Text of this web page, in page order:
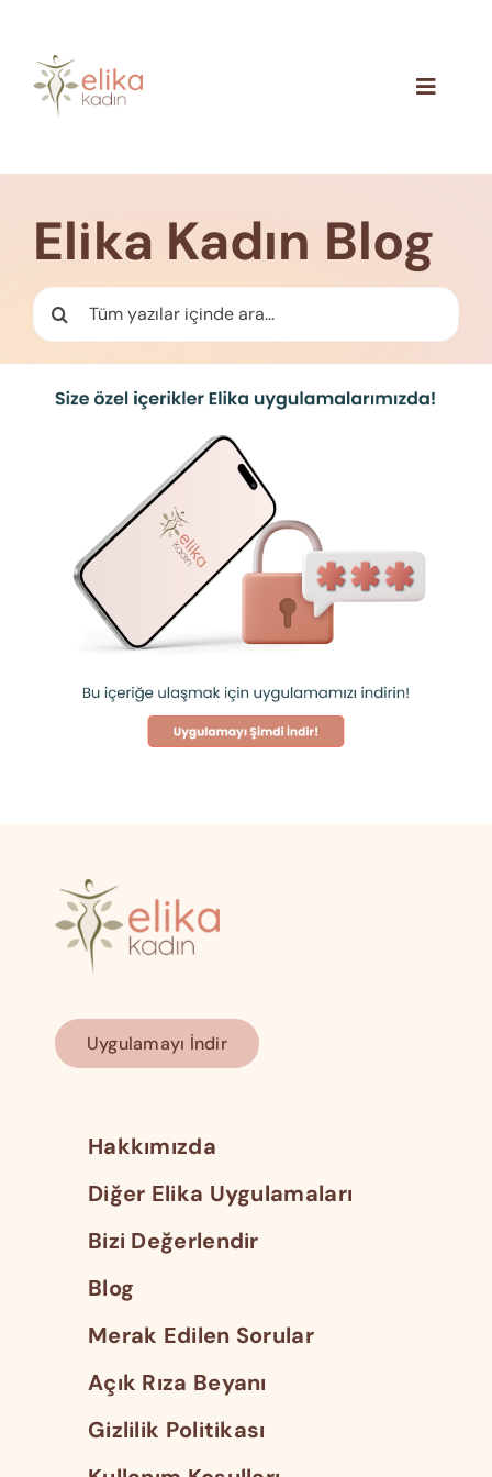
content
Toggle
İletişim
Elika Kadın Blog
Ara:
Uygulamayı İndir
Hakkımızda
Diğer Elika Uygulamaları
Bizi Değerlendir
Blog
Merak Edilen Sorular
Açık Rıza Beyanı
Gizlilik Politikası